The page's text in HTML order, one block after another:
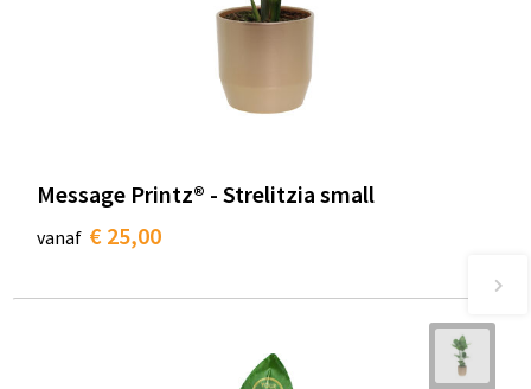
Message Printz® - Strelitzia small
vanaf € 25,00